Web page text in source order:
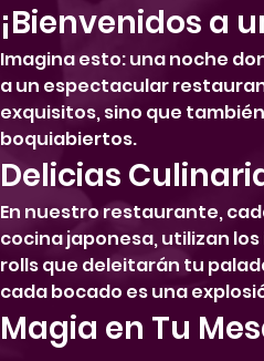
¡Bienvenidos a
Imagina esto: una noche
a un espectacular
exquisitos, sino que
boquiabiertos.
Delicias
En nuestro restaurante,
cocina japonesa, utilizan
rolls que deleitarán tu
cada bocado es una
Magia en Tu